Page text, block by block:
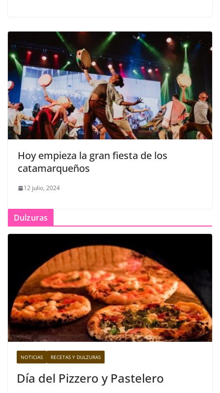
Hoy empieza la gran fiesta de los
catamarqueños
12 julio, 2024
Dulzuras
NOTICIAS RECETAS Y DULZURAS
Día del Pizzero y Pastelero